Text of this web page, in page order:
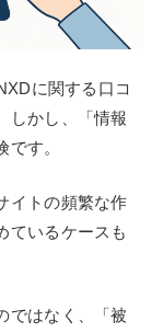
に関する口コ
しかし、「情報
す。
イトの頻繁な作
ているケースも
ではなく、「被